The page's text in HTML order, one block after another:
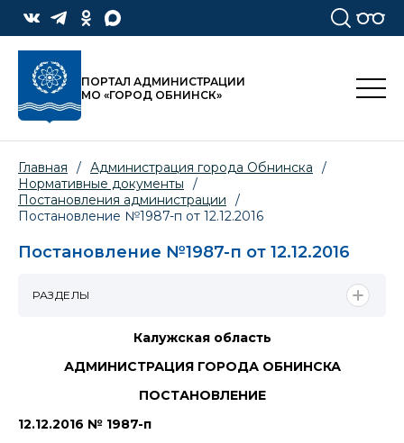
ПОРТАЛ АДМИНИСТРАЦИИ
МО «ГОРОД ОБНИНСК»
Главная / Администрация города Обнинска
/
Нормативные документы
/
Постановления администрации
/
Постановление №1987-п от 12.12.2016
Постановление №1987-п от 12.12.2016
Калужская область
АДМИНИСТРАЦИЯ ГОРОДА ОБНИНСКА
ПОСТАНОВЛЕНИЕ
12.12.2016 № 1987-п
РАЗДЕЛЫ